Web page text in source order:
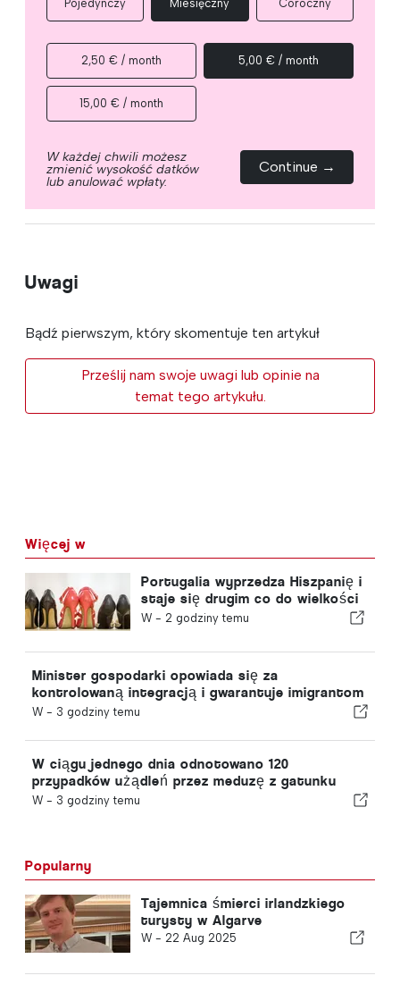
Pojedynczy Miesięczny Coroczny
2,50 € / month 5,00 € / month
15,00 € / month
W każdej chwili możesz
zmienić wysokość datków
lub anulować wpłaty.
Continue →
Uwagi
Bądź pierwszym, który skomentuje ten artykuł
Prześlij nam swoje uwagi lub opinie na
temat tego artykułu.
Więcej w
Portugalia wyprzedza Hiszpanię i
staje się drugim co do wielkości
producentem obuwia w Europie
W - 2 godziny temu
Minister gospodarki opowiada się za
kontrolowaną integracją i gwarantuje imigrantom
przyspieszoną ścieżkę procedury
W - 3 godziny temu
W ciągu jednego dnia odnotowano 120
przypadków użądleń przez meduzę z gatunku
„portugalska meduza”
W - 3 godziny temu
Popularny
Tajemnica śmierci irlandzkiego
turysty w Algarve
W - 22 Aug 2025